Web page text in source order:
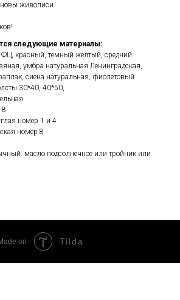
живописи
следующие материалы:
ФЦ, красный, темный желтый, средний
умбра натуральная Ленинградская,
сиена натуральная, фиолетовый
30*40, 40*50,
8
номер 1 и 4
номер 8
масло подсолнечное или тройник или
on Tilda